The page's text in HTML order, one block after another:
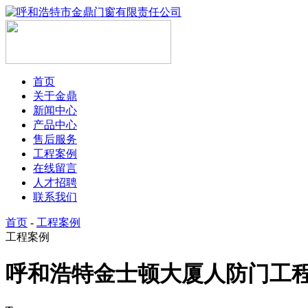
首页
关于金鼎
新闻中心
产品中心
售后服务
工程案例
在线留言
人才招聘
联系我们
首页 - 工程案例
工程案例
呼和浩特金士顿大厦人防门工